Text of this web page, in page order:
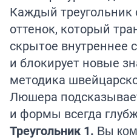
Каждый треугольник
оттенок, который
скрытое внутреннее
и блокирует новые
методика
Люшера
и формы всегда
Треугольник 1. Вы